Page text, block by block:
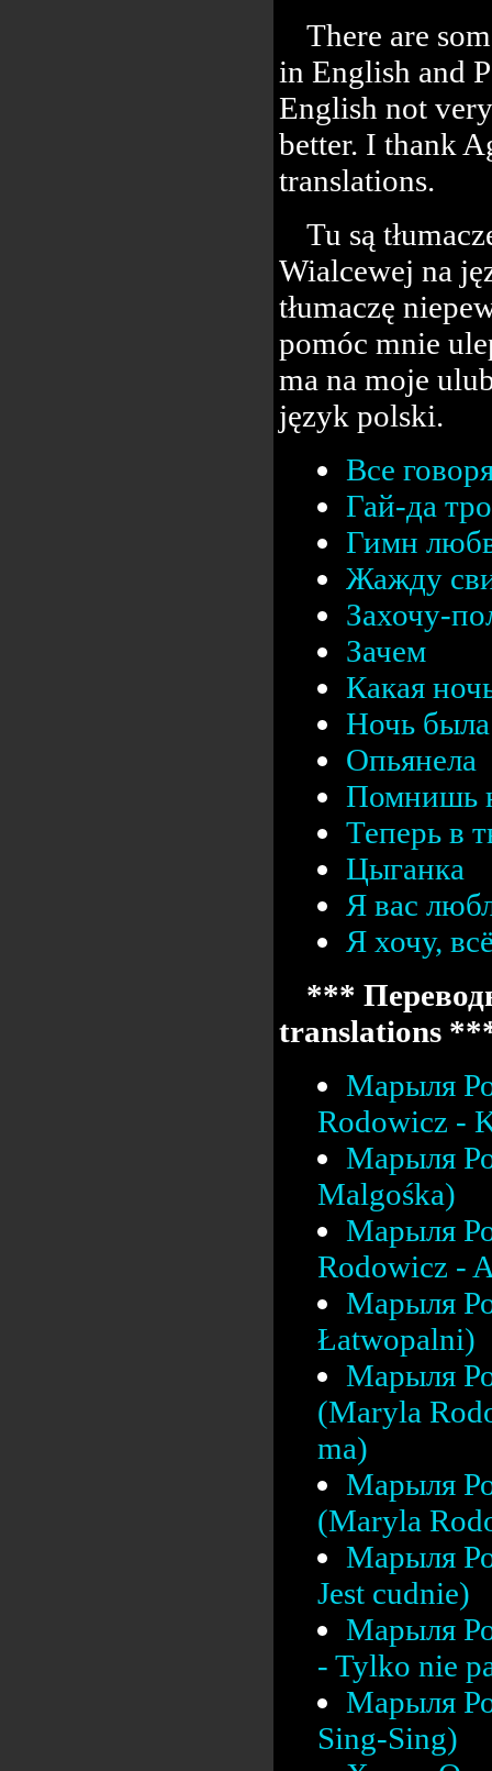
There are
in English and
English not
better. I thank
translations.
Tu są
Wialcewej na
tłumaczę
pomóc mnie
ma na moje
język polski.
Все
Гай-да
Гимн
Жажду
Захочу-
Зачем
Какая
Ночь была
Опьянела
Помнишь
Теперь в
Цыганка
Я вас
Я хочу,
***
translations
Марыля
Rodowicz -
Марыля
Malgośka)
Марыля
Rodowicz -
Марыля
Łatwopalni)
Марыля
(Maryla
ma)
Марыля
(Maryla
Марыля
Jest cudnie)
Марыля
- Tylko nie
Марыля
Sing-Sing)